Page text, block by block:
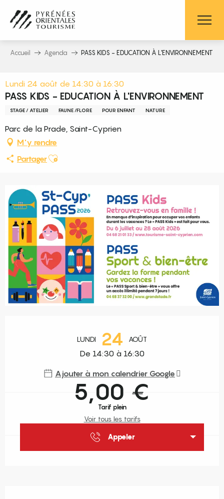
contenu
principal
Accueil Agenda PASS KIDS - EDUCATION À L'ENVIRONNEMENT
Lundi 24 août de 14:30 à 16:30
PASS KIDS - EDUCATION À L'ENVIRONNEMENT
STAGE / ATELIER FAUNE /FLORE POUR ENFANT NATURE
Parc de la Prade, Saint-Cyprien
M'y rendre
PartagerAjouter aux favoris
LUNDI 24 AOÛT
De 14:30 à 16:30
Ajouter à mon calendrier Google
5,00 €
Tarif plein
Voir tous les tarifs
Appeler